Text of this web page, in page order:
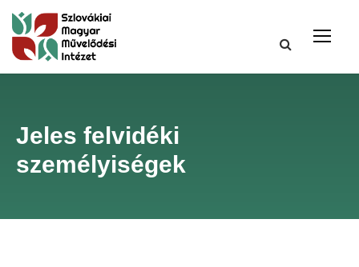
Jeles felvidéki
személyiségek